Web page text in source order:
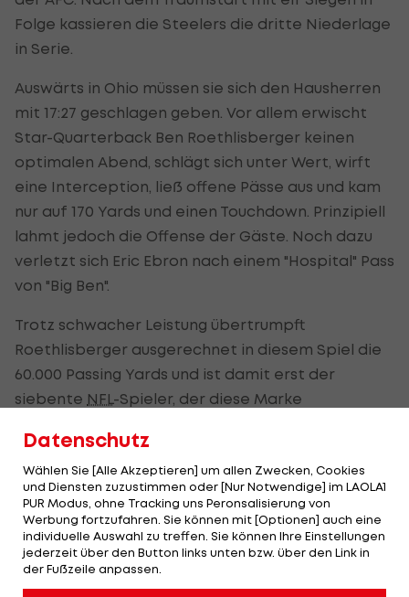
Folge kassieren die Steelers die dritte Niederlage
in Serie.
Auswärts in Ohio müssen sie sich den Hausherren
mit 17:27 geschlagen geben. Vor allem erwischt
Star-Quarterback Ben Roethlisberger keinen
optimalen Abend, schlägt sich unter Wert, wirft
eine Interception, ließ offene Pässe aus und kam
nur auf 170 Yards und einen Touchdown. Prinzipiell
lahmt jedoch die Offense der Gäste. Noch dazu
verletzt sich Eric Ebron nach einem "Hospital" Pass
von "Big Ben".
Trotz schwacher Leistung übertrumpft
Roethlisberger ausgerechnet in diesem Spiel die
60.000 Passing Yards und ist damit erst der
siebente NFL -Spieler, der diese Marke
Die Steelers liegen jedoch schon zur Pause mit 17
Punkten zurück, da die Bengals-Defense kaum
etwas zulässt. Bei den Bengals überzeugt vor
allem Carl Lawson mit einem Sack und sechs
Quarterback-Hits. Ein 23-Yard Touchdown-Pass
von Roethlisberger auf Wide Receiver Diontae
Datenschutz
Wählen Sie [Alle Akzeptieren] um allen Zwecken, Cookies
und Diensten zuzustimmen oder [Nur Notwendige] im LAOLA1
PUR Modus, ohne Tracking uns Peronsalisierung von
Werbung fortzufahren. Sie können mit [Optionen] auch eine
individuelle Auswahl zu treffen. Sie können Ihre Einstellungen
jederzeit über den Button links unten bzw. über den Link in
der Fußzeile anpassen.